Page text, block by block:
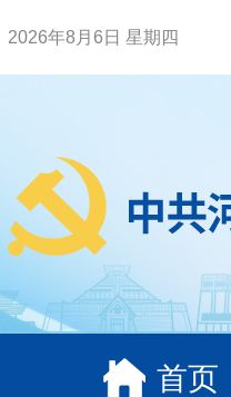
2026年8月6日 星期四
首页